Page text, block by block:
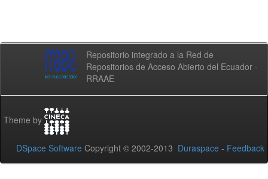
Repositorio integrado a la Red de
Repositorios de Acceso Abierto del Ecuador -
RRAAE
Theme by
DSpace Software Copyright © 2002-2013 Duraspace - Feedback